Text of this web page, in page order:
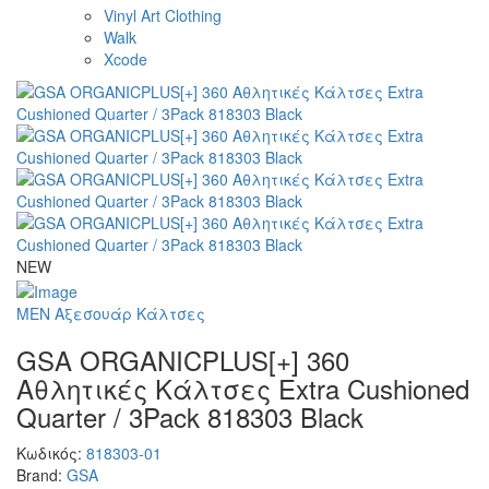
Vinyl Art Clothing
Walk
Xcode
NEW
MEN Αξεσουάρ Κάλτσες
GSA ORGANICPLUS[+] 360
Αθλητικές Κάλτσες Extra Cushioned
Quarter / 3Pack 818303 Black
Κωδικός: 818303-01
Brand: GSA